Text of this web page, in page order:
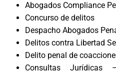
Abogados Compliance
Concurso de delitos
Despacho Abogados
Delitos contra Libertad
Delito penal de
Consultas Jurídicas